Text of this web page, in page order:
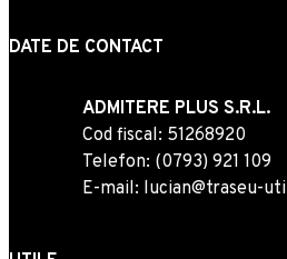
DATE DE CONTACT
ADMITERE PLUS S.R.L.
Cod fiscal: 51268920
Telefon: (0793) 921 109
E-mail: lucian@traseu-